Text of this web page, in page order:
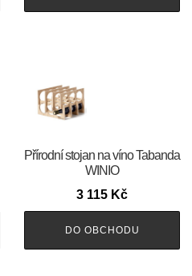
Přírodní stojan na víno Tabanda
WINIO
3 115 Kč
DO OBCHODU